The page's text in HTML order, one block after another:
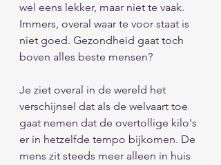
wel eens lekker, maar niet te vaak.
Immers, overal waar te voor staat is
niet goed. Gezondheid gaat toch
boven alles beste mensen?
Je ziet overal in de wereld het
verschijnsel dat als de welvaart toe
gaat nemen dat de overtollige kilo's
er in hetzelfde tempo bijkomen. De
mens zit steeds meer alleen in huis